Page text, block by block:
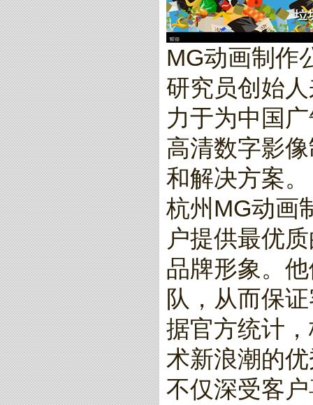
MG动画制作
研究员创始
力于为中国
高清数字影
和解决方案。
杭州MG动画
户提供最优
品牌形象。
队，从而保
据官方统计
术新浪潮的
不仅深受客